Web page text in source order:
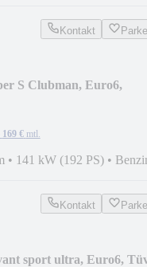
Kontakt
S Clubman, Euro6,
169 € mtl.
• 141 kW (192 PS) •
Kontakt
sport ultra, Euro6,